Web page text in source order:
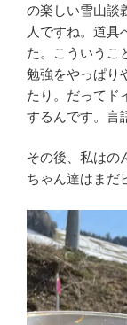
の楽しい雪山談
人ですね。道具
た。こういうこ
勉強をやっぱり
たり。だってド
するんです。言
その後、私はの
ちゃん達はまだ